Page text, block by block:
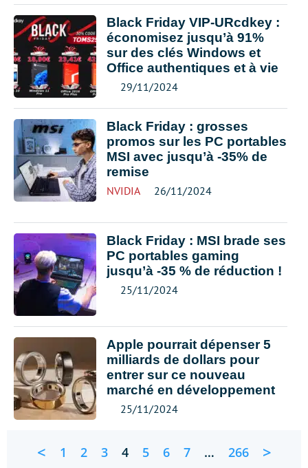
Black Friday VIP-URcdkey :
économisez jusqu’à 91%
sur des clés Windows et
Office authentiques et à vie
29/11/2024
Black Friday : grosses
promos sur les PC portables
MSI avec jusqu’à -35% de
remise
NVIDIA 26/11/2024
Black Friday : MSI brade ses
PC portables gaming
jusqu’à -35 % de réduction !
25/11/2024
Apple pourrait dépenser 5
milliards de dollars pour
entrer sur ce nouveau
marché en développement
25/11/2024
< 1 2 3 4 5 6 7 … 266 >